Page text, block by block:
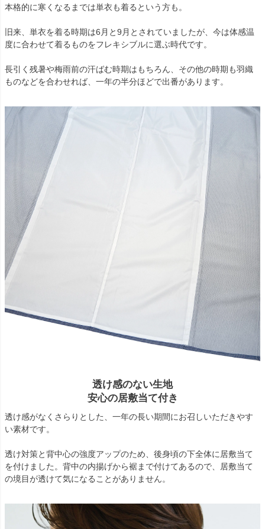
本格的に寒くなるまでは単衣も着るという方も。
旧来、単衣を着る時期は6月と9月とされていましたが、今は体感温
度に合わせて着るものをフレキシブルに選ぶ時代です。
長引く残暑や梅雨前の汗ばむ時期はもちろん、その他の時期も羽織
ものなどを合わせれば、一年の半分ほどで出番があります。
透け感のない生地
安心の居敷当て付き
透け感がなくさらりとした、一年の長い期間にお召しいただきやす
い素材です。
透け対策と背中心の強度アップのため、後身頃の下全体に居敷当て
を付けました。背中の内揚げから裾まで付けてあるので、居敷当て
の境目が透けて気になることがありません。